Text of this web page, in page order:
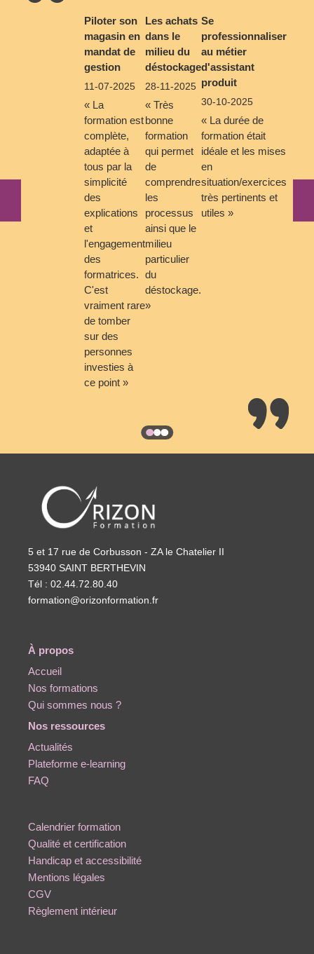
Piloter son
magasin en
mandat de
gestion
11-07-2025
« La
formation est
complète,
adaptée à
tous par la
simplicité
des
explications
et
l'engagement
des
formatrices.
C'est
vraiment rare
de tomber
sur des
personnes
investies à
ce point »
Les achats
dans le
milieu du
déstockage
28-11-2025
« Très
bonne
formation
qui permet
de
comprendre
les
processus
ainsi que le
milieu
particulier
du
déstockage.
»
Se
professionnaliser
au métier
d'assistant
produit
30-10-2025
« La durée de
formation était
idéale et les mises
en
situation/exercices
très pertinents et
utiles »
5 et 17 rue de Corbusson - ZA le Chatelier II
53940 SAINT BERTHEVIN
Tél : 02.44.72.80.40
formation@orizonformation.fr
À propos
Accueil
Nos formations
Qui sommes nous ?
Nos ressources
Actualités
Plateforme e-learning
FAQ
Calendrier formation
Qualité et certification
Handicap et accessibilité
Mentions légales
CGV
Règlement intérieur